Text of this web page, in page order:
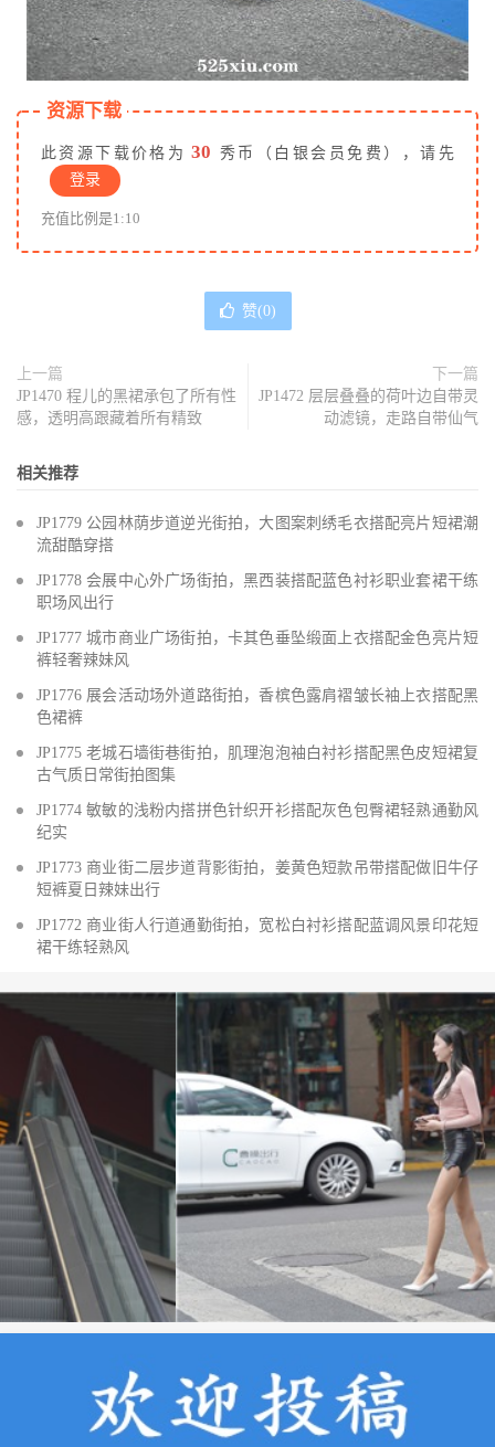
资源下载
此资源下载价格为 30 秀币（白银会员免费），请先
登录
充值比例是1:10
赞(0)
上一篇
JP1470 程儿的黑裙承包了所有性
感，透明高跟藏着所有精致
下一篇
JP1472 层层叠叠的荷叶边自带灵
动滤镜，走路自带仙气
相关推荐
JP1779 公园林荫步道逆光街拍，大图案刺绣毛衣搭配亮片短裙潮
流甜酷穿搭
JP1778 会展中心外广场街拍，黑西装搭配蓝色衬衫职业套裙干练
职场风出行
JP1777 城市商业广场街拍，卡其色垂坠缎面上衣搭配金色亮片短
裤轻奢辣妹风
JP1776 展会活动场外道路街拍，香槟色露肩褶皱长袖上衣搭配黑
色裙裤
JP1775 老城石墙街巷街拍，肌理泡泡袖白衬衫搭配黑色皮短裙复
古气质日常街拍图集
JP1774 敏敏的浅粉内搭拼色针织开衫搭配灰色包臀裙轻熟通勤风
纪实
JP1773 商业街二层步道背影街拍，姜黄色短款吊带搭配做旧牛仔
短裤夏日辣妹出行
JP1772 商业街人行道通勤街拍，宽松白衬衫搭配蓝调风景印花短
裙干练轻熟风